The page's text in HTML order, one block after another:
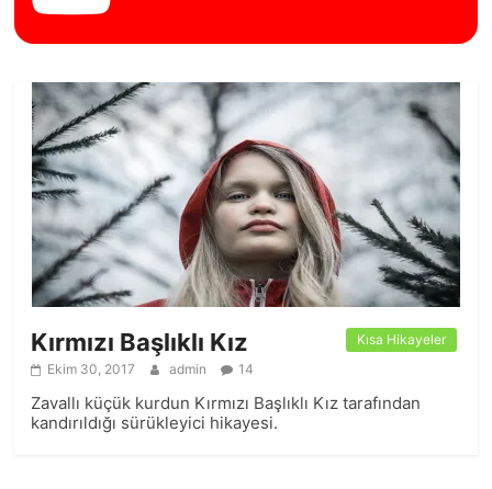
Kısa Hikayeler
Kırmızı Başlıklı Kız
Ekim 30, 2017 admin 14
Zavallı küçük kurdun Kırmızı Başlıklı Kız tarafından
kandırıldığı sürükleyici hikayesi.